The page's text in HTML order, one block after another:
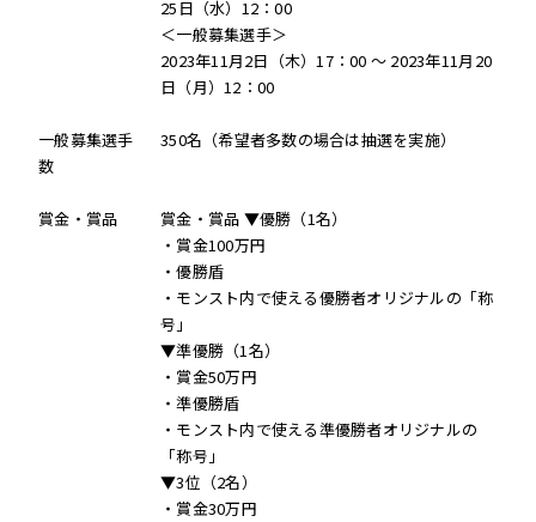
25日（水）12：00
＜一般募集選手＞
2023年11月2日（木）17：00 〜 2023年11月20
日（月）12：00
一般募集選手
数
350名（希望者多数の場合は抽選を実施）
賞金・賞品
賞金・賞品 ▼優勝（1名）
・賞金100万円
・優勝盾
・モンスト内で使える優勝者オリジナルの「称
号」
▼準優勝（1名）
・賞金50万円
・準優勝盾
・モンスト内で使える準優勝者オリジナルの
「称号」
▼3位（2名）
・賞金30万円